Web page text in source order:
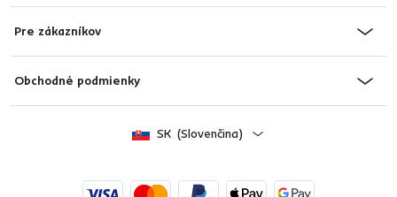
Pre zákazníkov
Obchodné podmienky
SK (Slovenčina)